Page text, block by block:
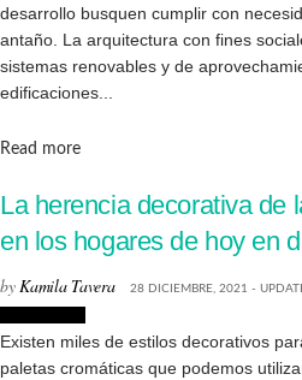
desarrollo busquen cumplir con
antaño. La arquitectura con fines
sistemas renovables y de
edificaciones...
Read moreDetails
La herencia decorativa de
en los hogares de hoy en
byKamila Tavera 28 DICIEMBRE, 2021 -
Existen miles de estilos decorativos
paletas cromáticas que podemos